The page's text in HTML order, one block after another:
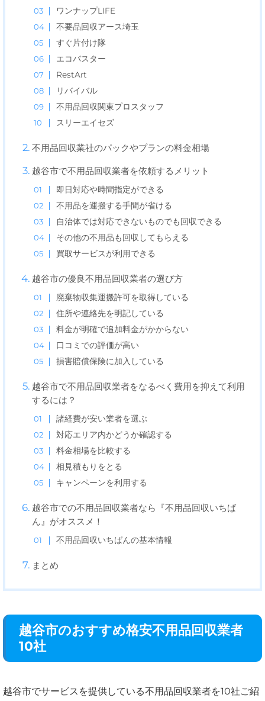
ワンナップLIFE
不要品回収アース埼玉
すぐ片付け隊
エコバスター
RestArt
リバイバル
不用品回収関東プロスタッフ
スリーエイセズ
不用品回収業社のパックやプランの料金相場
越谷市で不用品回収業者を依頼するメリット
即日対応や時間指定ができる
不用品を運搬する手間が省ける
自治体では対応できないものでも回収できる
その他の不用品も回収してもらえる
買取サービスが利用できる
越谷市の優良不用品回収業者の選び方
廃棄物収集運搬許可を取得している
住所や連絡先を明記している
料金が明確で追加料金がかからない
口コミでの評価が高い
損害賠償保険に加入している
越谷市で不用品回収業者をなるべく費用を抑えて利用
するには？
諸経費が安い業者を選ぶ
対応エリア内かどうか確認する
料金相場を比較する
相見積もりをとる
キャンペーンを利用する
越谷市での不用品回収業者なら『不用品回収いちば
ん』がオススメ！
不用品回収いちばんの基本情報
まとめ
越谷市のおすすめ格安不用品回収業者
10社
越谷市でサービスを提供している不用品回収業者を10社ご紹